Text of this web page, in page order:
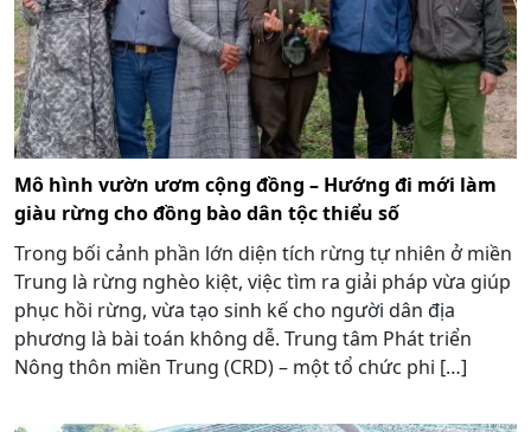
Mô hình vườn ươm cộng đồng – Hướng đi mới làm
giàu rừng cho đồng bào dân tộc thiểu số
Trong bối cảnh phần lớn diện tích rừng tự nhiên ở miền
Trung là rừng nghèo kiệt, việc tìm ra giải pháp vừa giúp
phục hồi rừng, vừa tạo sinh kế cho người dân địa
phương là bài toán không dễ. Trung tâm Phát triển
Nông thôn miền Trung (CRD) – một tổ chức phi […]